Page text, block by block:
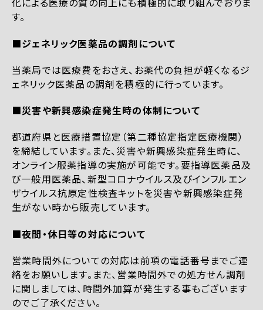
す。
■ジェネリック医薬品の調剤について
当薬局では医療費をおさえ、お薬代の負担が軽くなるジ
ェネリック医薬品の調剤を積極的に行っています。
■災害や新興感染症発生時の体制について
都道府県と医療措置協定（第二種協定指定医療機関）
を締結しています。また、災害や新興感染症発生時に、
オンライン服薬指導の実施が可能です。要指導医薬品及
び一般用医薬品、新型コロナウイルス及びインフルエン
ザウイルス抗原定性検査キットを災害や新興感染症発
生がない時から販売しています。
■夜間・休日等の対応について
営業時間外についての対応は前項の電話番号までご連
絡をお願いします。また、営業時間外での処方せん調剤
に関しましては、時間外加算が発生する事もございます
のでご了承ください。